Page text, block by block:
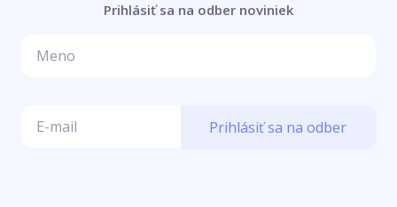
Prihlásiť sa na odber noviniek
Prihlásiť sa na odber